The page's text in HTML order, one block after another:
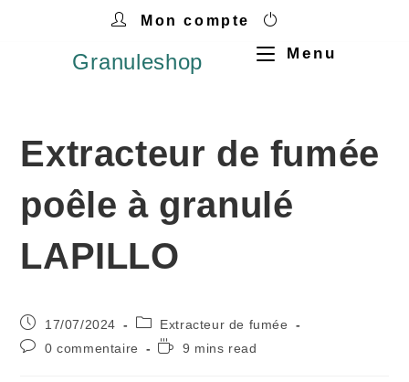
Mon compte
Granuleshop Menu
Extracteur de fumée
poêle à granulé
LAPILLO
17/07/2024
Extracteur de fumée
0 commentaire
9 mins read